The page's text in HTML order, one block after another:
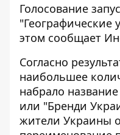
Голосование
"Географические
этом сообщает
Cогласно
наибольшее
набрало
или "Бренди
жители Украины